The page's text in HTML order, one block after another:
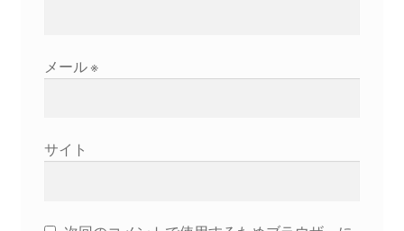
き集会開催
ギャラリー_2023.3.12
メール※
サイト